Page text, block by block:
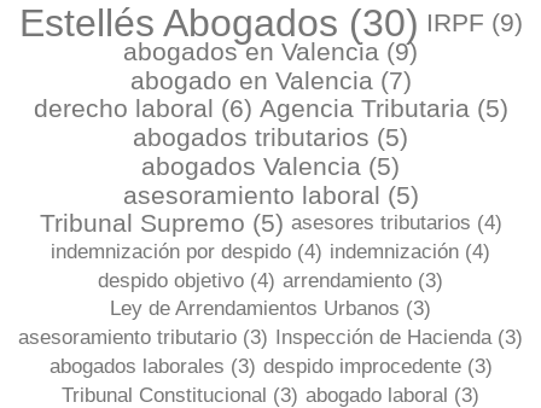
Estellés Abogados (30) IRPF (9)
abogados en Valencia (9)
abogado en Valencia (7)
derecho laboral (6) Agencia Tributaria (5)
abogados tributarios (5)
abogados Valencia (5)
asesoramiento laboral (5)
Tribunal Supremo (5) asesores tributarios (4)
indemnización por despido (4) indemnización (4)
despido objetivo (4) arrendamiento (3)
Ley de Arrendamientos Urbanos (3)
asesoramiento tributario (3) Inspección de Hacienda (3)
abogados laborales (3) despido improcedente (3)
Tribunal Constitucional (3) abogado laboral (3)